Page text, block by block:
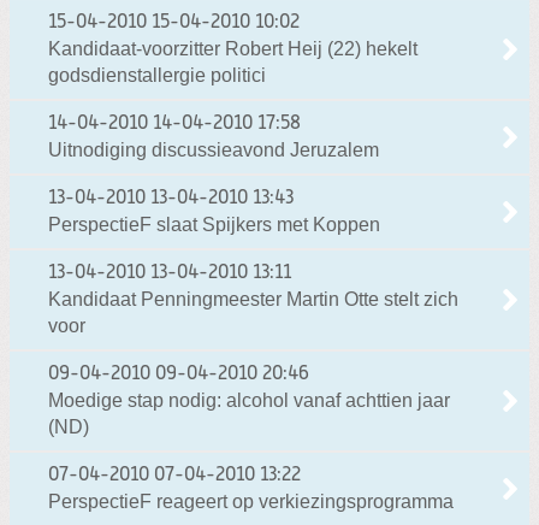
15-04-2010 15-04-2010 10:02
Kandidaat-voorzitter Robert Heij (22) hekelt
godsdienstallergie politici
14-04-2010 14-04-2010 17:58
Uitnodiging discussieavond Jeruzalem
13-04-2010 13-04-2010 13:43
PerspectieF slaat Spijkers met Koppen
13-04-2010 13-04-2010 13:11
Kandidaat Penningmeester Martin Otte stelt zich
voor
09-04-2010 09-04-2010 20:46
Moedige stap nodig: alcohol vanaf achttien jaar
(ND)
07-04-2010 07-04-2010 13:22
PerspectieF reageert op verkiezingsprogramma